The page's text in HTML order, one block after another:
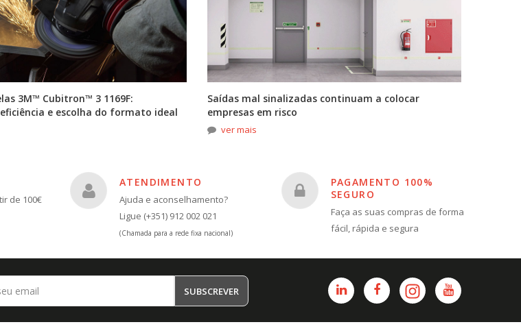
3M™ Cubitron™ 3 1169F:
e escolha do formato ideal
Saídas mal sinalizadas continuam a colocar
empresas em risco
ver mais
de 100€
ATENDIMENTO
Ajuda e aconselhamento?
Ligue (+351) 912 002 021
(Chamada para a rede fixa nacional)
PAGAMENTO 100%
SEGURO
Faça as suas compras de forma
fácil, rápida e segura
SUBSCREVER